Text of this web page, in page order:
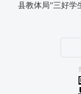
县教体局”三好学